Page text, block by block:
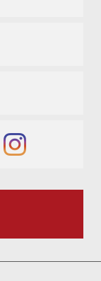
ォトギャラリー
タッフブログ
instagram